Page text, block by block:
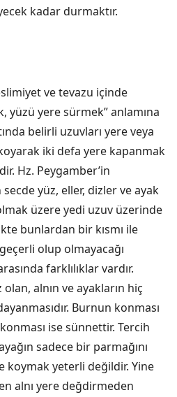
kadar durmaktır.
ve tevazu içinde
yüzü yere sürmek” anlamına
belirli uzuvları yere veya
iki defa yere kapanmak
Hz. Peygamber’in
yüz, eller, dizler ve ayak
üzere yedi uzuv üzerinde
bunlardan bir kısmı ile
olup olmayacağı
farklılıklar vardır.
alnın ve ayakların hiç
Burnun konması
ise sünnettir. Tercih
sadece bir parmağını
koymak yeterli değildir. Yine
alnı yere değdirmeden